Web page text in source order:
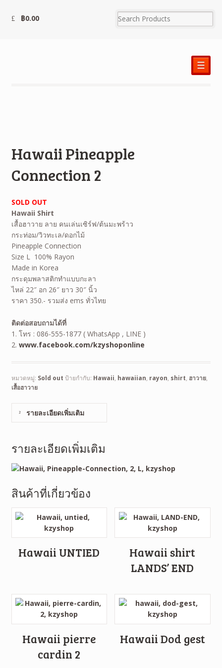
฿0.00
☰
Hawaii Pineapple
Connection 2
SOLD OUT
Hawaii Shirt
เสื้อฮาวาย ลาย คนเล่นเซิร์ฟ/ต้นมะพร้าว
กระท่อม/วิวทะเล/ดอกไม้
Pineapple Connection
Size L 100% Rayon
Made in Korea
กระดุมพลาสติกทำแบบกะลา
ไหล่ 22″ อก 26″ ยาว 30″ นิ้ว
ราคา 350.- รวมส่ง ems ทั่วไทย
ติดต่อสอบถามได้ที่
1. โทร : 086-555-1877 ( WhatsApp , LINE )
2. www.facebook.com/kzyshoponline
หมวดหมู่: Sold out ป้ายกำกับ: Hawaii, hawaiian, rayon, shirt, ฮาวาย,
เสื้อฮาวาย
รายละเอียดเพิ่มเติม
รายละเอียดเพิ่มเติม
สินค้าที่เกี่ยวข้อง
Hawaii UNTIED
Hawaii shirt
LANDS’ END
Hawaii pierre
cardin 2
Hawaii Dod gest